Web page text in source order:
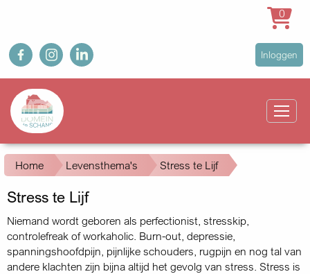
Overslaan
en
naar
inhoud
gaan
fb ig in
User
account
Inloggen
Main
navigation
0
Kruimelpad
Home Levensthema's Stress te Lijf
Stress te Lijf
Niemand wordt geboren als perfectionist, stresskip,
controlefreak of workaholic. Burn-out, depressie,
spanningshoofdpijn, pijnlijke schouders, rugpijn en nog tal van
andere klachten zijn bijna altijd het gevolg van stress. Stress is